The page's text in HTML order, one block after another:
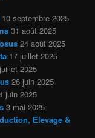
10 septembre 2025
31 août 2025
24 août 2025
17 juillet 2025
2025
26 juin 2025
juin 2025
3 mai 2025
Elevage &